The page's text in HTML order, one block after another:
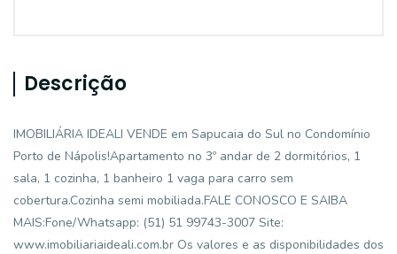
Descrição
IMOBILIÁRIA IDEALI VENDE em Sapucaia do Sul no Condomínio
Porto de Nápolis!Apartamento no 3º andar de 2 dormitórios, 1
sala, 1 cozinha, 1 banheiro 1 vaga para carro sem
cobertura.Cozinha semi mobiliada.FALE CONOSCO E SAIBA
MAIS:Fone/Whatsapp: (51) 51 99743-3007 Site:
www.imobiliariaideali.com.br Os valores e as disponibilidades dos